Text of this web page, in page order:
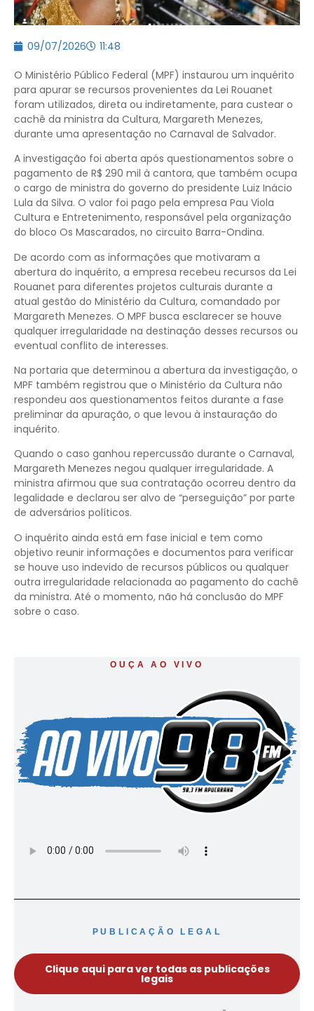
09/07/2026 11:48
O Ministério Público Federal (MPF) instaurou um inquérito
para apurar se recursos provenientes da Lei Rouanet
foram utilizados, direta ou indiretamente, para custear o
cachê da ministra da Cultura, Margareth Menezes,
durante uma apresentação no Carnaval de Salvador.
A investigação foi aberta após questionamentos sobre o
pagamento de R$ 290 mil à cantora, que também ocupa
o cargo de ministra do governo do presidente Luiz Inácio
Lula da Silva. O valor foi pago pela empresa Pau Viola
Cultura e Entretenimento, responsável pela organização
do bloco Os Mascarados, no circuito Barra-Ondina.
De acordo com as informações que motivaram a
abertura do inquérito, a empresa recebeu recursos da Lei
Rouanet para diferentes projetos culturais durante a
atual gestão do Ministério da Cultura, comandado por
Margareth Menezes. O MPF busca esclarecer se houve
qualquer irregularidade na destinação desses recursos ou
eventual conflito de interesses.
Na portaria que determinou a abertura da investigação, o
MPF também registrou que o Ministério da Cultura não
respondeu aos questionamentos feitos durante a fase
preliminar da apuração, o que levou à instauração do
inquérito.
Quando o caso ganhou repercussão durante o Carnaval,
Margareth Menezes negou qualquer irregularidade. A
ministra afirmou que sua contratação ocorreu dentro da
legalidade e declarou ser alvo de “perseguição” por parte
de adversários políticos.
O inquérito ainda está em fase inicial e tem como
objetivo reunir informações e documentos para verificar
se houve uso indevido de recursos públicos ou qualquer
outra irregularidade relacionada ao pagamento do cachê
da ministra. Até o momento, não há conclusão do MPF
sobre o caso.
OUÇA AO VIVO
PUBLICAÇÃO LEGAL
Clique aqui para ver todas as publicações
legais